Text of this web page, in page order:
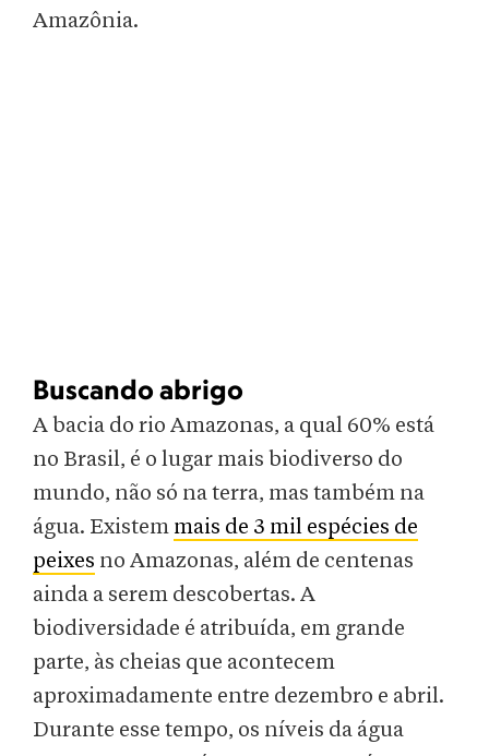
Amazônia.
Buscando abrigo
A bacia do rio Amazonas, a qual 60% está
no Brasil, é o lugar mais biodiverso do
mundo, não só na terra, mas também na
água. Existem mais de 3 mil espécies de
peixes no Amazonas, além de centenas
ainda a serem descobertas. A
biodiversidade é atribuída, em grande
parte, às cheias que acontecem
aproximadamente entre dezembro e abril.
Durante esse tempo, os níveis da água